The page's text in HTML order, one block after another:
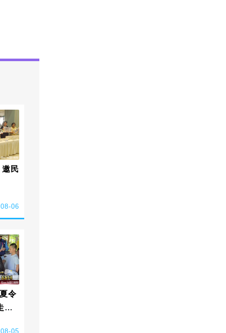
民
06
令
讀
05